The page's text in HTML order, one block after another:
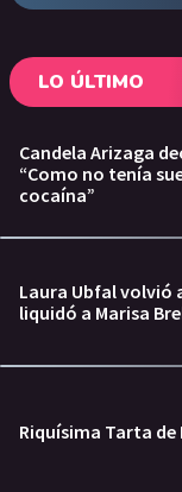
LO ÚLTIMO
Candela Arizaga
“Como no tenía
cocaína”
Laura Ubfal volvió
liquidó a Marisa
Riquísima Tarta de